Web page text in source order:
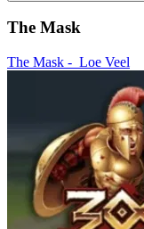
The Mask
The Mask - Loe Veel